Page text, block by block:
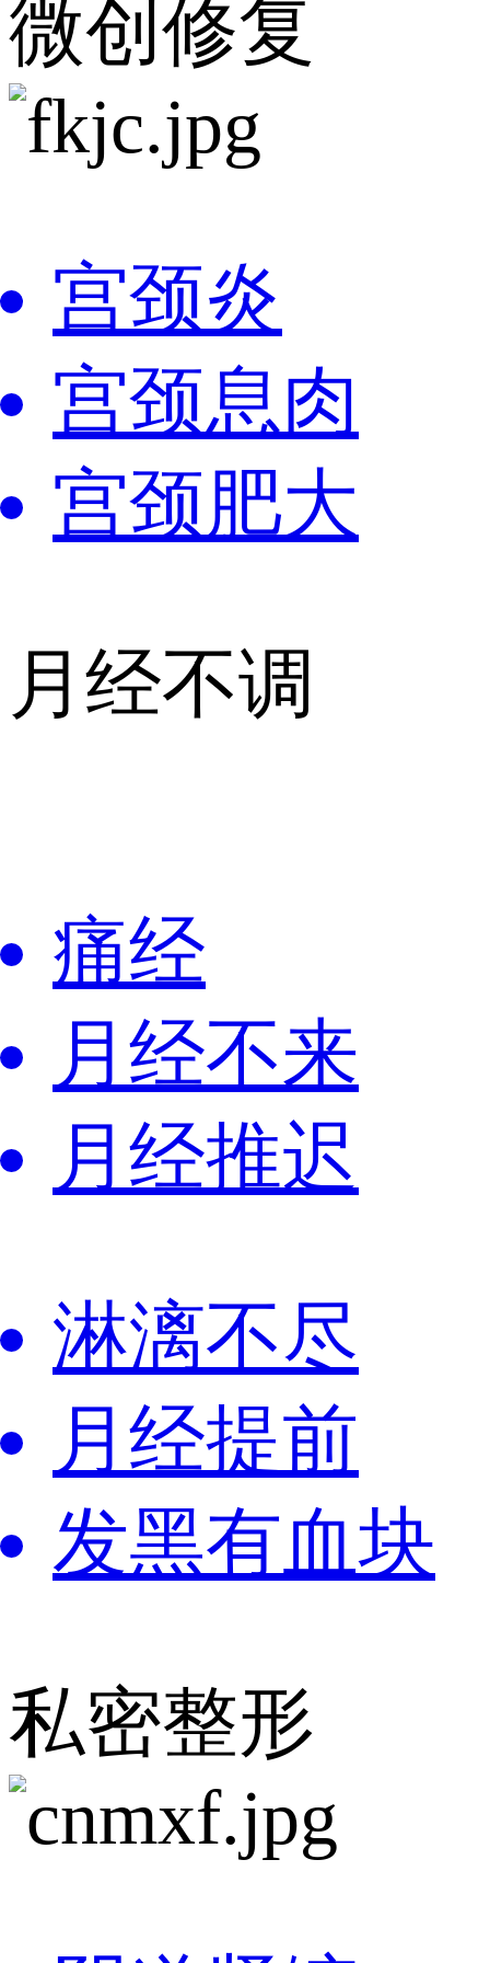
微创修复
宫颈炎
宫颈息肉
宫颈肥大
月经不调
痛经
月经不来
月经推迟
淋漓不尽
月经提前
发黑有血块
私密整形